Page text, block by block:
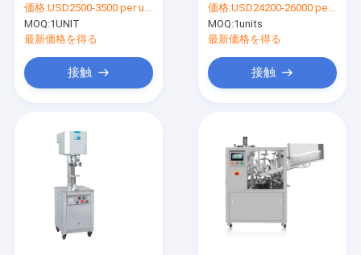
製品
企業情報
の管の満ちる密封機械
価格:USD2500-3500 per unit
MOQ:1UNIT
最新価格を得る
接触
10ml
価格:USD24200-26000 per unit
MOQ:1units
最新価格を得る
接触